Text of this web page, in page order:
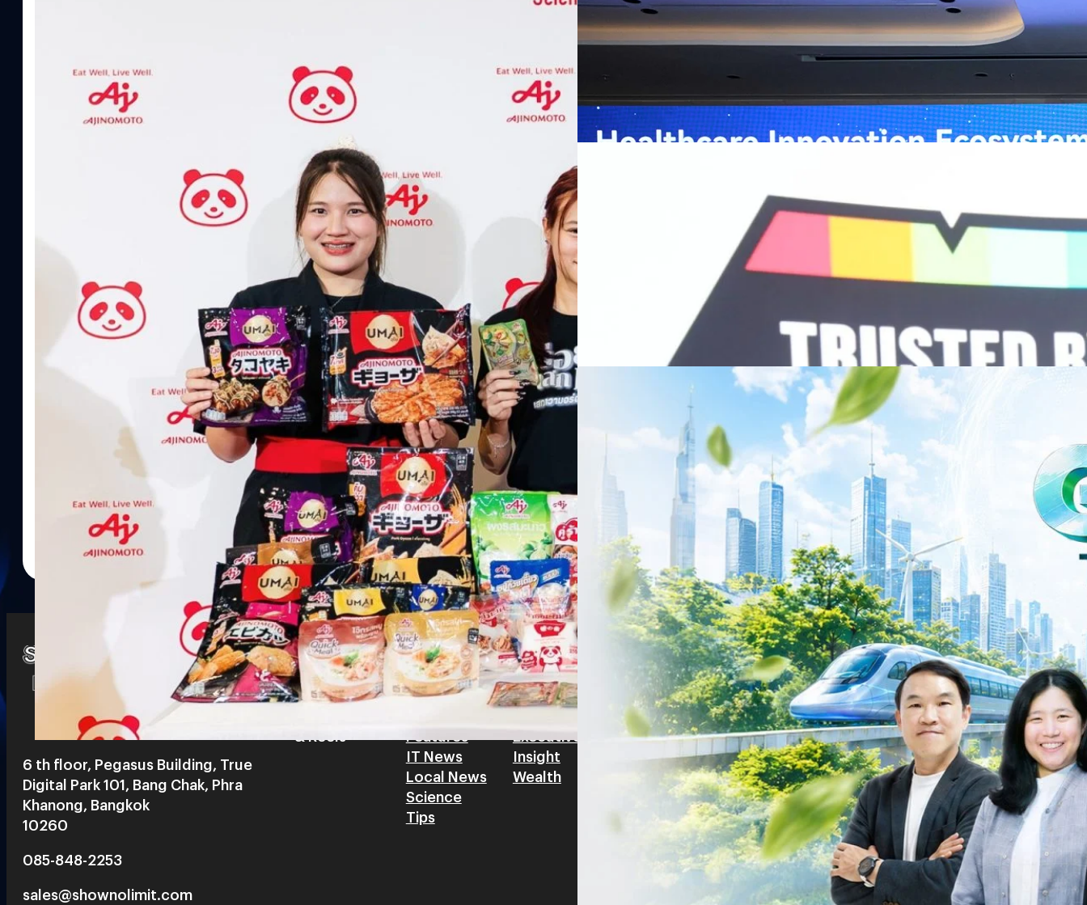
บริษัท อายิโนะโมะโต๊ะ (ประเทศไทย) จำกัด จัดงาน The Heartbeat by “AminoScience” ร่วมเปิดเผย
แนวคิดการดำเนินธุรกิจและการพัฒนาผลิตภัณฑ์ที่ขับเคลื่อนด้วยเทคโนโลยีทางอาหาร และข้อมูลพฤติกรรม
ผู้บริโภค ท่ามกลางการเติบโตของตลาด Health & Wellness ในประเทศไทย ซึ่งมีมูลค่ามากกว่า 1.5 ล้านล้าน
บาท หรือคิดเป็นสัดส่วนราว 8% ของผลิตภัณฑ์มวลรวมในประเทศ (GDP) กลุ่มธุรกิจเทคโนโลยีและองค์
ความรู้หลักรูปแบบผลิตภัณฑ์ / โซลูชันกลุ่มเป้าหมายหลักNutrition & Well-beingAminoScience (การใช้
ประโยชน์จากกรดอะมิโน)aminoVITAL, AminoNITE,
กรุงเทพฯ, 7 สิงหาคม 2569 — หัวเว่ย จัดงาน “Huawei AI+ Healthcare Summit” ภายใต้งาน Huawei
Thailand Digital & AI Summit 2026 รวมผู้นำด้านนโยบายสาธารณสุข ผู้บริหารโรงพยาบาลชั้นนำ และ
พันธมิตรด้านเทคโนโลยีจากไทยและจีน ร่วมขับเคลื่อนอนาคตของระบบสาธารณสุขไทยด้วยนวัตกรรมและ
ปัญญาประดิษฐ์ (AI) พร้อมประกาศความร่วมมือครั้งสำคัญเพื่อยกระดับ Healthcare Ecosystem ของ
ประเทศอย่างเป็นทางการ นายปีเตอร์ จาง ประธานกลุ่มธุรกิจการศึกษาและสาธารณสุขต่างประเทศ บริษัท หัว
เว่ย เทคโนโลยี่ จำกัด ได้กล่าวถึงความมุ่งมั่นของหัวเว่ยในการสนับสนุนการเปลี่ยนผ่านสู่ยุคดิจิทัลของระบบ
สาธารณสุขไทย และบทบาทของเทคโนโลยี AI ในการยกระดับคุณภาพการให้บริการทางการแพทย์ให้เข้าถึง
ประชาชนได้อย่างทั่วถึงมากขึ้น ภายใต้แนวคิด “AI for Health, Health for All” “วันนี้ปัญญาประดิษฐ์กำลังเข้า
มาเปลี่ยนแปลงอุตสาหกรรมสาธารณสุขอย่างรวดเร็ว หัวเว่ยมีประสบการณ์ตรงจากการพัฒนาแพลตฟอร์ม
หลายแห่งในจีน เราเชื่อมั่นว่าความร่วมมือระหว่างหัวเว่ยกับพันธมิตรไทยในวันนี้จะช่วยผลักดันวิสัยทัศน์…
Read More
Recurring Revenue เร่งเครื่อง New Growth Engine พร้อมจ่ายปันผล 0.10
บริษัท ซินเน็ค (ประเทศไทย) จำกัด (มหาชน) หรือ SYNNEX โชว์ผลการดำเนินงานแข็งแกร่ง กำไรสุทธิ
ไตรมาส 2 และงวด 6 เดือนแรกของปี 2569 เติบโต 17.8% และ 17.7% จากช่วงเดียวกันของปีก่อน สูงกว่าการ
เติบโตของรายได้อย่างมีนัยสำคัญ พร้อมประกาศจ่ายเงินปันผลระหว่างกาล 0.10 บาทต่อหุ้น โดยกำหนดวันที่
ไม่ได้รับสิทธิปันผล (XD) วันที่ 19 สิงหาคม 2569 และกำหนดจ่ายเงินปันผลวันที่ 2 กันยายน 2569 นางสาวสุ
ธิดา มงคลสุธี ประธานเจ้าหน้าที่บริหาร บริษัท ซินเน็ค (ประเทศไทย) จำกัด (มหาชน) เปิดเผยว่า ในช่วงครึ่งปี
แรกบริษัทเดินหน้าขับเคลื่อน Business Transformation อย่างต่อเนื่อง ผ่านการยกระดับจากผู้จัดจำหน่าย
สินค้าไอที สู่การเป็น Digital Infrastructure Platform เพื่อรองรับการเติบโตของเศรษฐกิจ AI โดยมุ่งเพิ่ม
สัดส่วนธุรกิจที่มีมูลค่าเพิ่ม ควบคู่กับการขยายเครือข่ายพันธมิตรเทคโนโลยีระดับโลก…
| 1 days ago
ครบรอบ 6 ปี สำนักข่าว TODAY เปิดเวทีใหญ่ SUSTAIN CITY: THE GREEN
TRANSITION ถกแนวทางปรับตัวสู่เศรษฐกิจสีเขียวอย่างยั่งยืน
เนื่องในโอกาสครบรอบ 6 ปี สำนักข่าว TODAY จัดงาน SUSTAIN CITY: THE GREEN TRANSITION เวทีแลก
เปลี่ยนมุมมองเกี่ยวกับการเปลี่ยนผ่านสู่เศรษฐกิจและสังคมสีเขียว พร้อมนำเสนอแนวทางที่สามารถนำไป
ประยุกต์ใช้ได้จริง จากผู้แทนภาครัฐ ภาคธุรกิจ และผู้เชี่ยวชาญในหลากหลายสาขา ผ่านประเด็นสำคัญว่า
ประเทศไทยควรปรับตัวอย่างไร ? เพื่อเดินหน้าสู่ความยั่งยืนและบรรลุเป้าหมาย Net Zero อย่างเป็นรูปธรรม
ทั้งในมิติของภาครัฐ ภาคธุรกิจ การเงิน และพลังงาน Green Transitioning: Shifting Systemพลิกโครงสร้าง
เศรษฐกิจ ปรับห่วงโซ่คุณค่า และเชื่อมโยงนโยบายกับเทคโนโลยี เพื่อขับเคลื่อนประเทศไทยสู่เศรษฐกิจสีเขียว
โดย ศาสตราจารย์ ดร. ยศชนัน วงศ์สวัสดิ์รองนายกรัฐมนตรีและรัฐมนตรีว่าการกระทรวงการอุดมศึกษา
วิทยาศาสตร์ วิจัยและนวัตกรรม Green Transitioning: Decarbonize Unlockร่วมสำรวจแนวทางที่ภาคธุรกิจ
สามารถนำ Green Tech มาใช้เพื่อลดการปล่อยคาร์บอน และเดินหน้าสู่เป้าหมาย Net Zero พบกับ คุณปัณ
วรรธน์ นิลกิจศรานนท์ รองประธานกรรมการบริหาร ฝ่ายวิศวกรรมโครงสร้างบริษัท…
รัตนาภรณ์ ศรีนวลจันทร์ | 1 days ago
Read More
6 th floor, Pegasus Building, True
Digital Park 101, Bang Chak, Phra
Khanong, Bangkok
10260
085-848-2253
sales@shownolimit.com
Watch
& Reels
Tech
Features
IT News
Local News
Science
Tips
Biz
Corporate
Executive
Insight
Wealth
Game
Articles
Game News
Reviews
Life
Environment
Health
People
Trends
Wellness
SOCIAL MEDIA
Instagram
Facebook